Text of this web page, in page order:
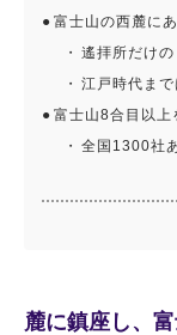
富士山の西麓に
遙拝所だけの
江戸時代ま
富士山8合目以上
全国1300社
麓に鎮座し、